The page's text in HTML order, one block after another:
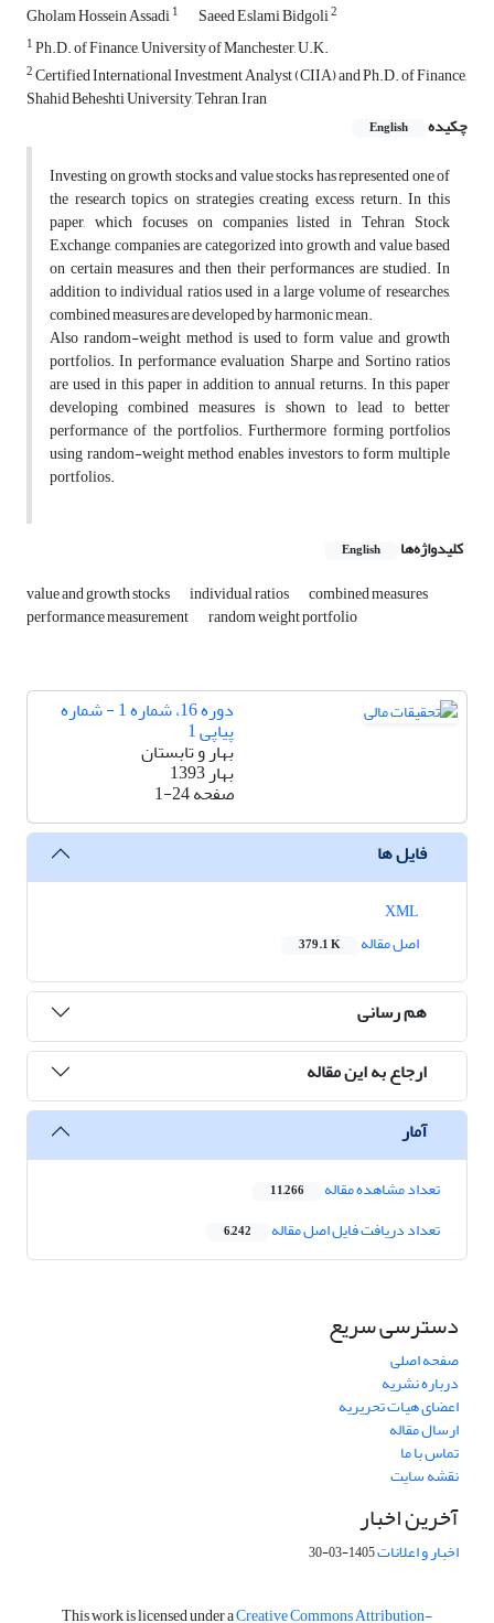
Gholam Hossein Assadi1 Saeed Eslami Bidgoli2
1Ph.D. of Finance, University of Manchester, U.K.
2Certified International Investment Analyst (CIIA) and Ph.D. of Finance,
Shahid Beheshti University, Tehran, Iran
چکیده
English
Investing on growth stocks and value stocks has represented one of
the research topics on strategies creating excess return. In this
paper, which focuses on companies listed in Tehran Stock
Exchange, companies are categorized into growth and value based
on certain measures and then their performances are studied. In
addition to individual ratios used in a large volume of researches,
combined measures are developed by harmonic mean.
Also random-weight method is used to form value and growth
portfolios. In performance evaluation Sharpe and Sortino ratios
are used in this paper in addition to annual returns. In this paper
developing combined measures is shown to lead to better
performance of the portfolios. Furthermore forming portfolios
using random-weight method enables investors to form multiple
portfolios.
کلیدواژه‌ها English
value and growth stocks individual ratios combined measures
performance measurement random weight portfolio
دوره 16، شماره 1 - شماره
پیاپی 1
بهار و تابستان
بهار 1393
صفحه1-24
فایل ها
اصل مقاله
379.1 K
هم رسانی
ارجاع به این مقاله
آمار
تعداد مشاهده مقاله 11,266
تعداد دریافت فایل اصل مقاله 6,242
دسترسی سریع
صفحه اصلی
درباره نشریه
اعضای هیات تحریریه
ارسال مقاله
تماس با ما
نقشه سایت
آخرین اخبار
اخبار و اعلانات1405-03-30
This work is licensed under aCreative Commons Attribution-